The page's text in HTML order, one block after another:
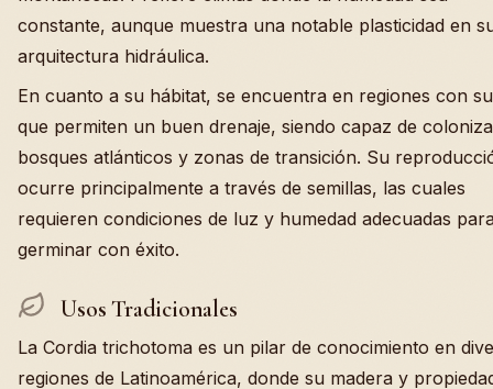
constante, aunque muestra una notable plasticidad en
arquitectura hidráulica.
En cuanto a su hábitat, se encuentra en regiones con
que permiten un buen drenaje, siendo capaz de
bosques atlánticos y zonas de transición. Su
ocurre principalmente a través de semillas, las cuales
requieren condiciones de luz y humedad adecuadas
germinar con éxito.
Usos Tradicionales
La Cordia trichotoma es un pilar de conocimiento en
regiones de Latinoamérica, donde su madera y